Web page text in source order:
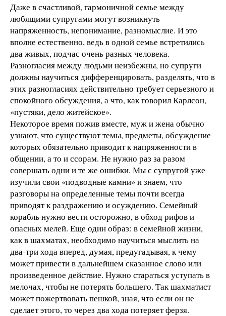
Даже в счастливой, гармоничной семье между
любящими супругами могут возникнуть
напряженность, непонимание, разномыслие. И это
вполне естественно, ведь в одной семье встретились
два живых, подчас очень разных человека.
Разногласия между людьми неизбежны, но супруги
должны научиться дифференцировать, разделять, что в
этих разногласиях действительно требует серьезного и
спокойного обсуждения, а что, как говорил Карлсон,
«пустяки, дело житейское».
Некоторое время пожив вместе, муж и жена обычно
узнают, что существуют темы, предметы, обсуждение
которых обязательно приводит к напряженности в
общении, а то и ссорам. Не нужно раз за разом
совершать одни и те же ошибки. Мы с супругой уже
изучили свои «подводные камни» и знаем, что
разговоры на определенные темы почти всегда
приводят к раздражению и осуждению. Семейный
корабль нужно вести осторожно, в обход рифов и
опасных мелей. Еще один образ: в семейной жизни,
как в шахматах, необходимо научиться мыслить на
два-три хода вперед, думая, предугадывая, к чему
может привести в дальнейшем сказанное слово или
произведенное действие. Нужно стараться уступать в
мелочах, чтобы не потерять большего. Так шахматист
может пожертвовать пешкой, зная, что если он не
сделает этого, то через два хода потеряет ферзя.